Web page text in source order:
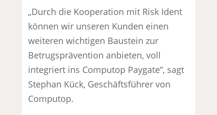
„Durch die Kooperation mit Risk Ident
können wir unseren Kunden einen
weiteren wichtigen Baustein zur
Betrugsprävention anbieten, voll
integriert ins Computop Paygate“, sagt
Stephan Kück, Geschäftsführer von
Computop.